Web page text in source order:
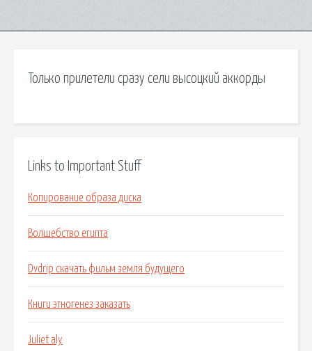
Только прилетели сразу сели высоцкий аккорды
Links to Important Stuff
Копирование образа диска
Волшебство египта
Dvdrip скачать фильм земля будущего
Книги этногенез заказать
Juliet aly